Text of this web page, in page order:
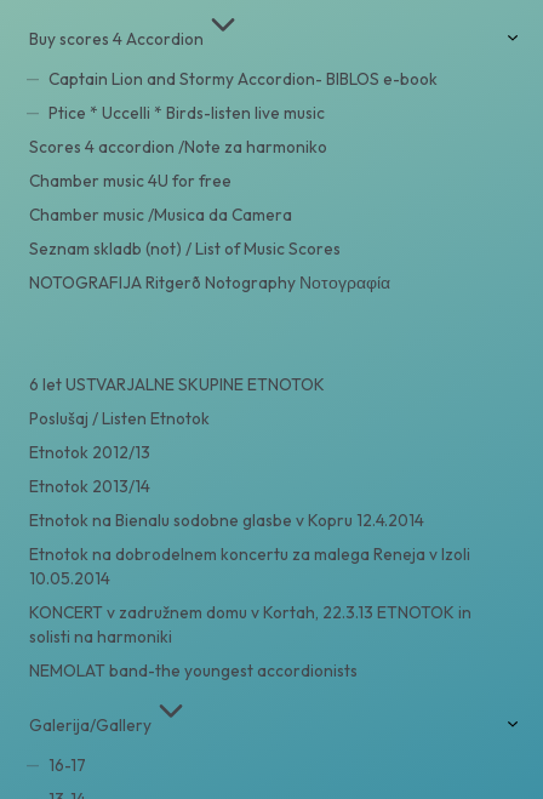
Buy scores 4 Accordion
Captain Lion and Stormy Accordion- BIBLOS e-book
Ptice * Uccelli * Birds-listen live music
Scores 4 accordion /Note za harmoniko
Chamber music 4U for free
Chamber music /Musica da Camera
Seznam skladb (not) / List of Music Scores
NOTOGRAFIJA Ritgerð Notography Νοτογραφία
6 let USTVARJALNE SKUPINE ETNOTOK
Poslušaj / Listen Etnotok
Etnotok 2012/13
Etnotok 2013/14
Etnotok na Bienalu sodobne glasbe v Kopru 12.4.2014
Etnotok na dobrodelnem koncertu za malega Reneja v Izoli
10.05.2014
KONCERT v zadružnem domu v Kortah, 22.3.13 ETNOTOK in
solisti na harmoniki
NEMOLAT band-the youngest accordionists
Galerija/Gallery
16-17